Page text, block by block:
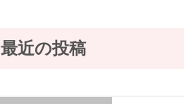
最近の投稿